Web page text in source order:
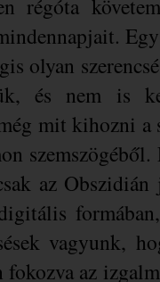
régóta
olyan
és nem is
mit kihozni
az
vagyunk,
az